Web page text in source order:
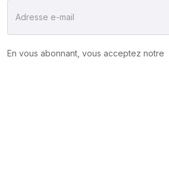
En vous abonnant, vous acceptez notre